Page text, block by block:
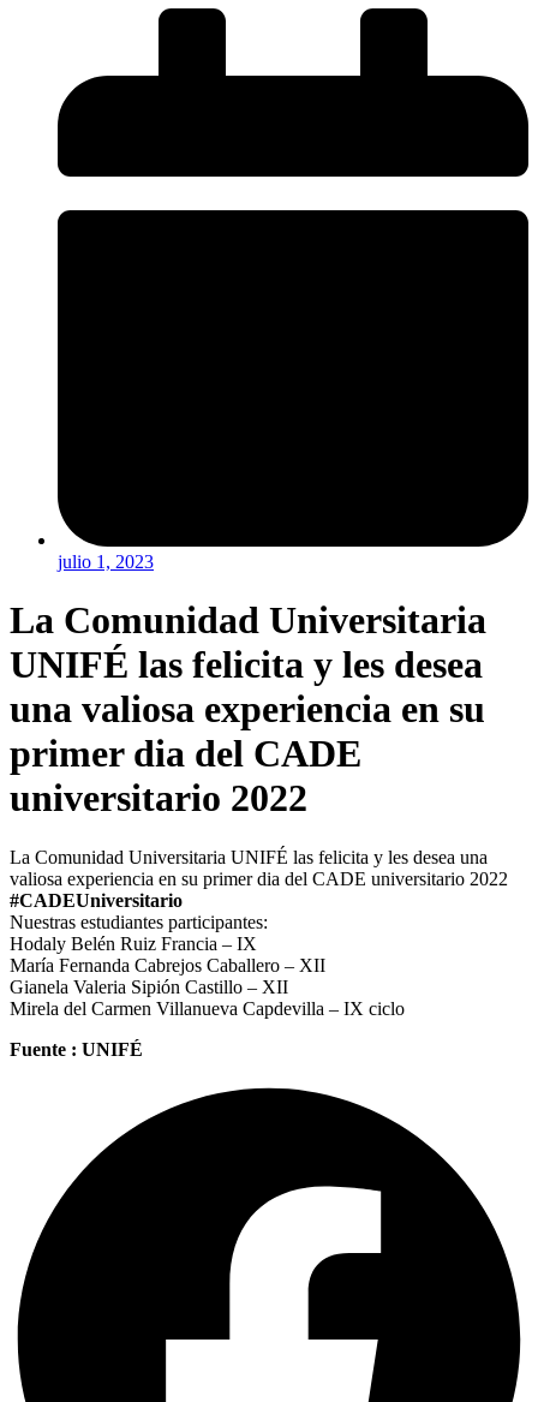
julio 1, 2023
La Comunidad Universitaria
UNIFÉ las felicita y les desea
una valiosa experiencia en su
primer dia del CADE
universitario 2022
La Comunidad Universitaria UNIFÉ las felicita y les desea una
valiosa experiencia en su primer dia del CADE universitario 2022
#CADEUniversitario
Nuestras estudiantes participantes:
Hodaly Belén Ruiz Francia – IX
María Fernanda Cabrejos Caballero – XII
Gianela Valeria Sipión Castillo – XII
Mirela del Carmen Villanueva Capdevilla – IX ciclo
Fuente : UNIFÉ